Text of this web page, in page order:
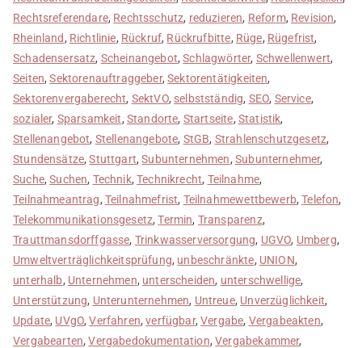
Rechtsreferendare, Rechtsschutz, reduzieren, Reform, Revision,
Rheinland, Richtlinie, Rückruf, Rückrufbitte, Rüge, Rügefrist,
Schadensersatz, Scheinangebot,Schlagwörter, Schwellenwert,
Seiten,Sektorenauftraggeber,Sektorentätigkeiten,
Sektorenvergaberecht, SektVO, selbstständig, SEO, Service,
sozialer, Sparsamkeit, Standorte, Startseite, Statistik,
Stellenangebot, Stellenangebote, StGB, Strahlenschutzgesetz,
Stundensätze,Stuttgart,Subunternehmen, Subunternehmer,
Suche,Suchen, Technik,Technikrecht, Teilnahme,
Teilnahmeantrag, Teilnahmefrist, Teilnahmewettbewerb,Telefon,
Telekommunikationsgesetz,Termin, Transparenz,
Trauttmansdorffgasse, Trinkwasserversorgung, UGVO, Umberg,
Umweltverträglichkeitsprüfung, unbeschränkte, UNION,
unterhalb, Unternehmen, unterscheiden, unterschwellige,
Unterstützung, Unterunternehmen, Untreue, Unverzüglichkeit,
Update, UVgO,Verfahren,verfügbar,Vergabe, Vergabeakten,
Vergabearten,Vergabedokumentation,Vergabekammer,